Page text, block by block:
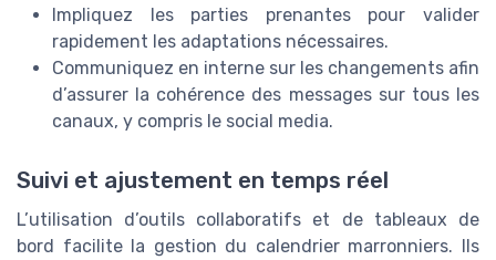
Impliquez les parties prenantes pour valider
rapidement les adaptations nécessaires.
Communiquez en interne sur les changements afin
d’assurer la cohérence des messages sur tous les
canaux, y compris le social media.
Suivi et ajustement en temps réel
L’utilisation d’outils collaboratifs et de tableaux de
bord facilite la gestion du calendrier marronniers. Ils